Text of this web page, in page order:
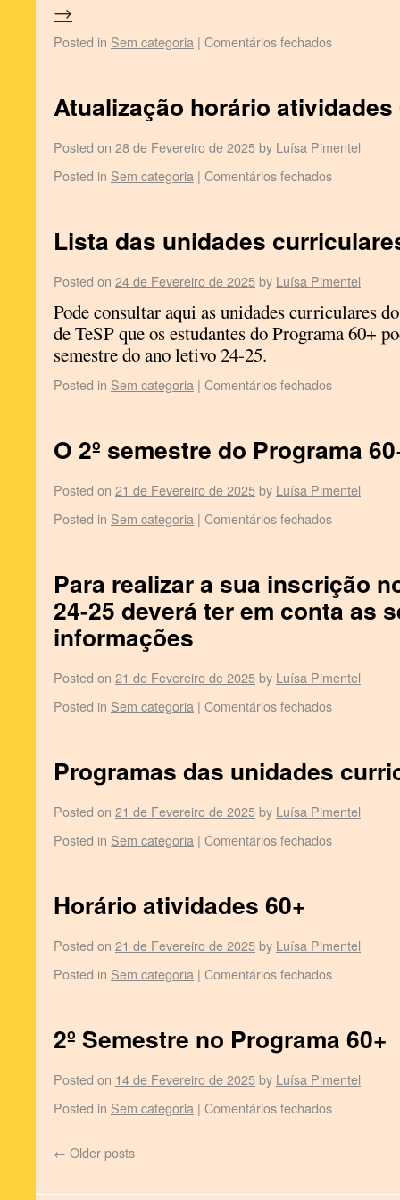
→
Posted in Sem categoria | Comentários fechados
Atualização horário atividades
Posted on 28 de Fevereiro de 2025by Luísa Pimentel
Posted in Sem categoria | Comentários fechados
Lista das unidades
Posted on 24 de Fevereiro de 2025by Luísa Pimentel
Pode consultar aqui as unidades curriculares
de TeSP que os estudantes do Programa 60+
semestre do ano letivo 24-25.
Posted in Sem categoria | Comentários fechados
O 2º semestre do Programa
Posted on 21 de Fevereiro de 2025by Luísa Pimentel
Posted in Sem categoria | Comentários fechados
Para realizar a sua inscrição
24-25 deverá ter em conta as
informações
Posted on 21 de Fevereiro de 2025by Luísa Pimentel
Posted in Sem categoria | Comentários fechados
Programas das unidades
Posted on 21 de Fevereiro de 2025by Luísa Pimentel
Posted in Sem categoria | Comentários fechados
Horário atividades 60+
Posted on 21 de Fevereiro de 2025by Luísa Pimentel
Posted in Sem categoria | Comentários fechados
2º Semestre no Programa 60+
Posted on 14 de Fevereiro de 2025by Luísa Pimentel
Posted in Sem categoria | Comentários fechados
← Older posts